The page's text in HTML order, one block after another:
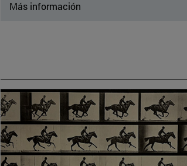
Más información